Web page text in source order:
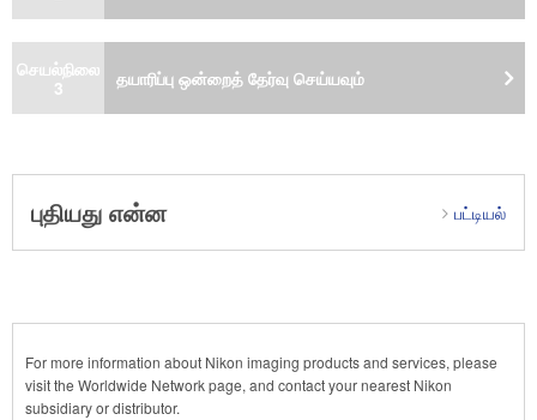
செயல்நிலை
3
தயாரிப்பு ஒன்றைத் தேர்வு செய்யவும்
புதியது என்ன பட்டியல்
For more information about Nikon imaging products and services, please
visit the Worldwide Network page, and contact your nearest Nikon
subsidiary or distributor.